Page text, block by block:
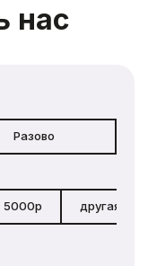
нас
Разово
5000р другая